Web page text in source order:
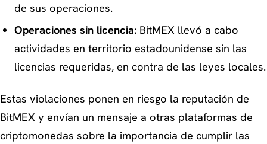
de sus operaciones.
Operaciones sin licencia:BitMEX llevó a cabo
actividades en territorio estadounidense sin las
licencias requeridas, en contra de las leyes locales.
Estas violaciones ponen en riesgo la reputación de
BitMEX y envían un mensaje a otras plataformas de
criptomonedas sobre la importancia de cumplir las